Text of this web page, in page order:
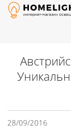
28/09/2016